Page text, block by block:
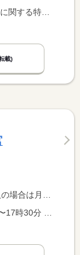
就業時間１ 8時15分〜17時00分 就業時間に関する特記事項 月数回 早出勤務の場合あり（７時３０分から１６時１５分）
載)
額を表示しています。
フレックスタイム制 就業時間１ 9時00分〜17時30分 就業時間２ 11時00分〜14時00分 就業時間３ 7時00分〜22時00分 就業時間に関する特記事項 １）基本 <BR> ２）コアタイム <BR> ３）フレキシブルタイム